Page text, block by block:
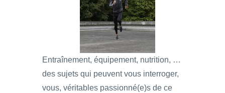
Entraînement, équipement, nutrition, …
des sujets qui peuvent vous interroger,
vous, véritables passionné(e)s de ce